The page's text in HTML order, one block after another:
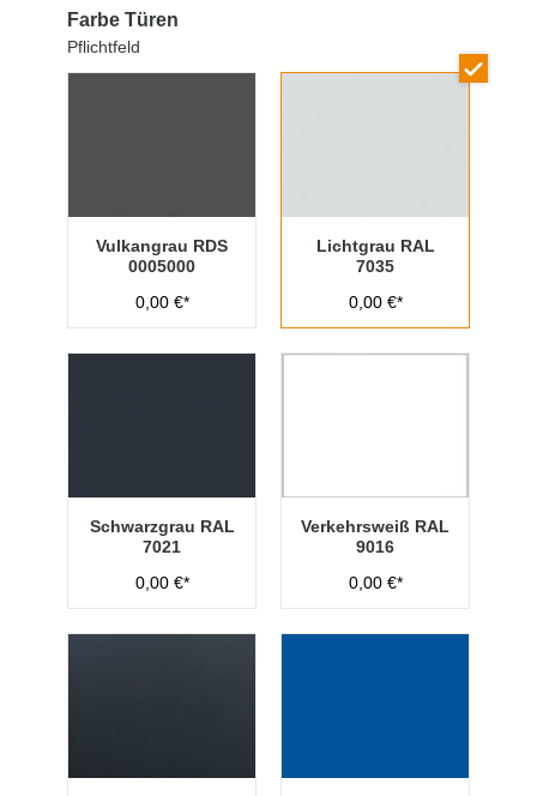
Farbe Türen
Pflichtfeld
Vulkangrau RDS
0005000
0,00 €*
Lichtgrau RAL
7035
0,00 €*
Schwarzgrau RAL
7021
0,00 €*
Verkehrsweiß RAL
9016
0,00 €*